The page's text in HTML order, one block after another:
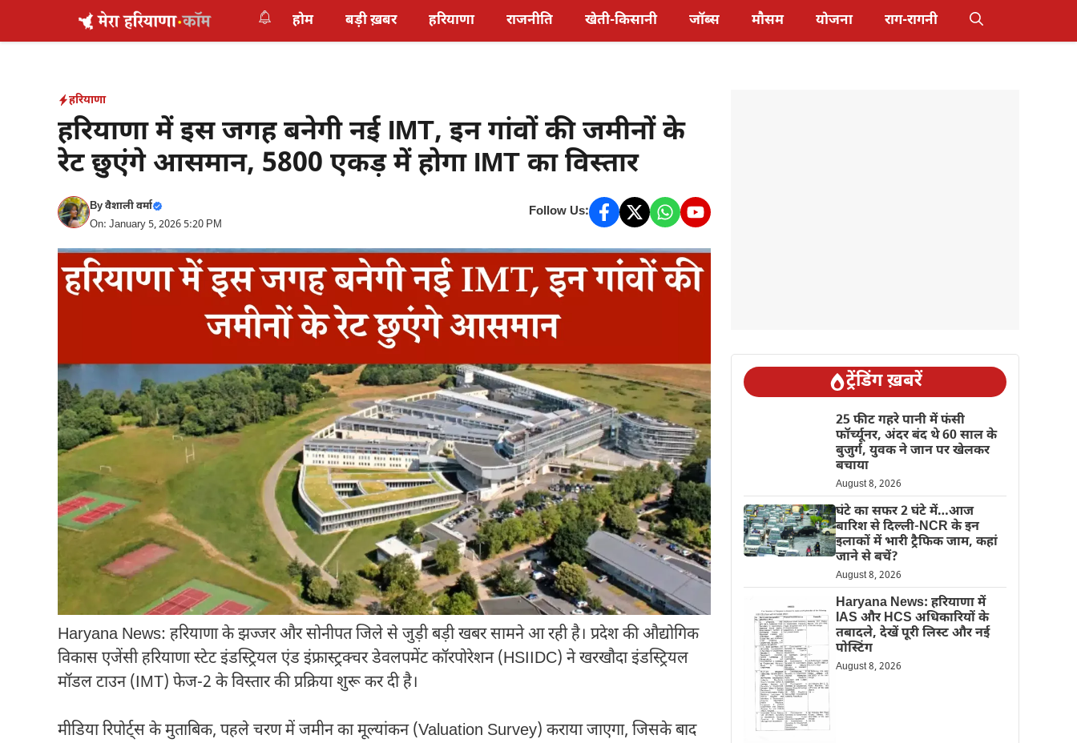
होम बड़ी ख़बर हरियाणा राजनीति खेती-किसानी जॉब्स मौसम योजना राग-रागनी
हरियाणा
हरियाणा में इस जगह बनेगी नई IMT, इन गांवों की जमीनों के
रेट छुएंगे आसमान, 5800 एकड़ में होगा IMT का विस्तार
Byवैशाली वर्मा
On: January 5, 2026 5:20 PM
Follow Us:
Haryana News: हरियाणा के झज्जर और सोनीपत जिले से जुड़ी बड़ी खबर सामने आ रही है। प्रदेश की औद्योगिक
विकास एजेंसी हरियाणा स्टेट इंडस्ट्रियल एंड इंफ्रास्ट्रक्चर डेवलपमेंट कॉरपोरेशन (HSIIDC) ने खरखौदा इंडस्ट्रियल
मॉडल टाउन (IMT) फेज-2 के विस्तार की प्रक्रिया शुरू कर दी है।
मीडिया रिपोर्ट्स के मुताबिक, पहले चरण में जमीन का मूल्यांकन (Valuation Survey) कराया जाएगा, जिसके बाद
ट्रेंडिंग ख़बरें
25 फीट गहरे पानी में फंसी
फॉर्च्यूनर, अंदर बंद थे 60 साल के
बुजुर्ग, युवक ने जान पर खेलकर
बचाया
August 8, 2026
घंटे का सफर 2 घंटे में…आज
बारिश से दिल्ली-NCR के इन
इलाकों में भारी ट्रैफिक जाम, कहां
जाने से बचें?
August 8, 2026
Haryana News: हरियाणा में
IAS और HCS अधिकारियों के
तबादले, देखें पूरी लिस्ट और नई
पोस्टिंग
August 8, 2026